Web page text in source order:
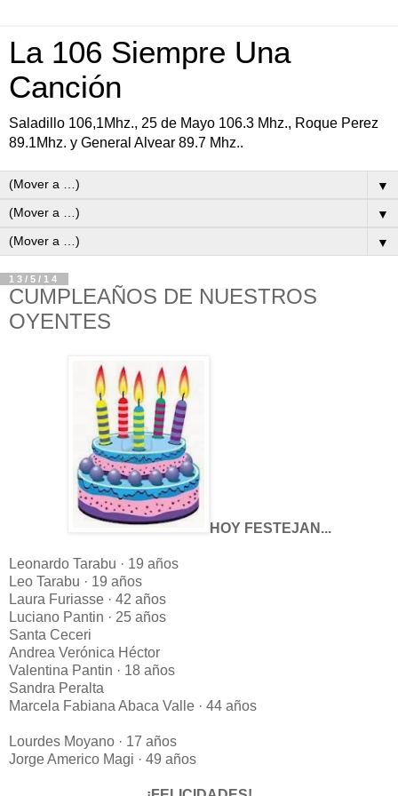
La 106 Siempre Una
Canción
Saladillo 106,1Mhz., 25 de Mayo 106.3 Mhz., Roque Perez
89.1Mhz. y General Alvear 89.7 Mhz..
▼
▼
▼
13/5/14
CUMPLEAÑOS DE NUESTROS
OYENTES
HOY FESTEJAN...
Leonardo Tarabu · 19 años
Leo Tarabu · 19 años
Laura Furiasse · 42 años
Luciano Pantin · 25 años
Santa Ceceri
Andrea Verónica Héctor
Valentina Pantin · 18 años
Sandra Peralta
Marcela Fabiana Abaca Valle · 44 años
Lourdes Moyano · 17 años
Jorge Americo Magi · 49 años